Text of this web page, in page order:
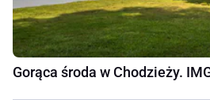
Gorąca środa w Chodzieży.